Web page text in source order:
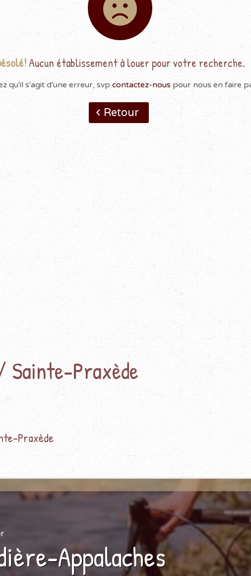
Aucun établissement à louer pour votre recherche.
qu'il s'agit d'une erreur, svp contactez-nouspour nous en faire
Retour
Praxède
Praxède
Appalaches